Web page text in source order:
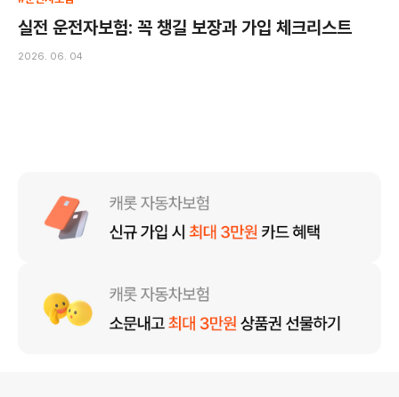
실전 운전자보험: 꼭 챙길 보장과 가입 체크리스트
2026. 06. 04